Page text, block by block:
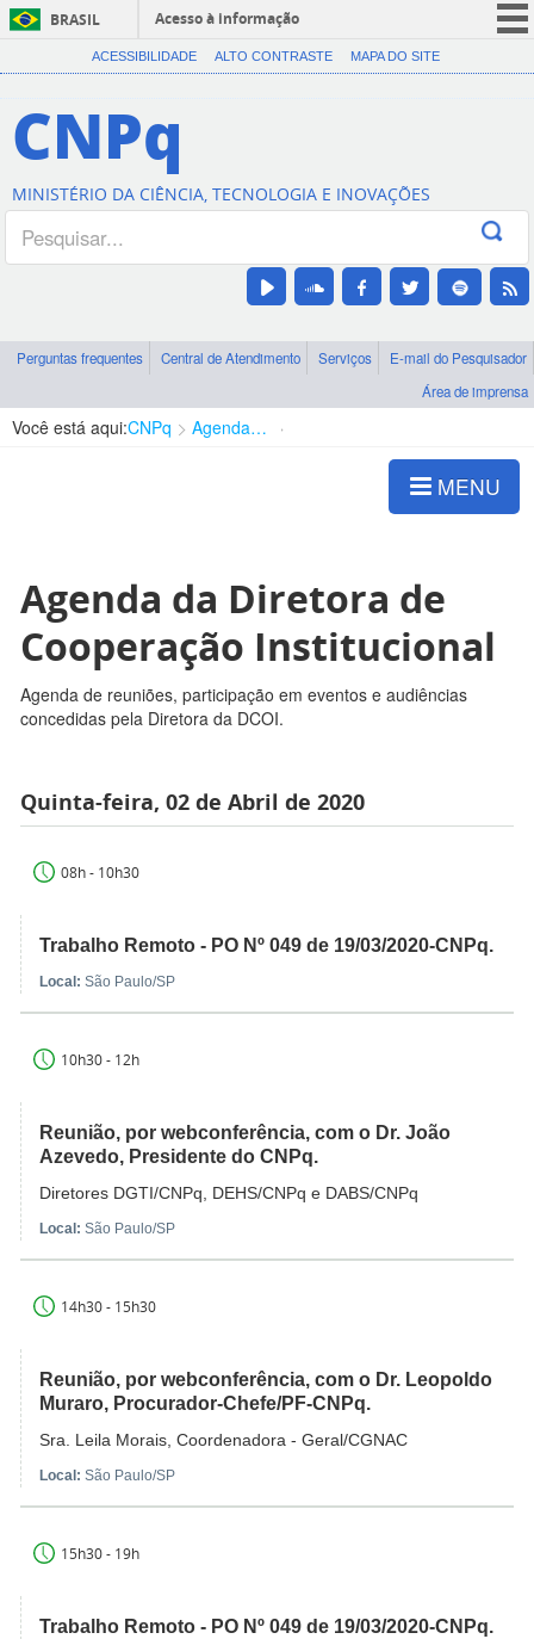
BRASIL
Acesso à informação
CORONAVÍRUS (COVID-19)
Canais
ACESSIBILIDADE ALTO CONTRASTE MAPA DO SITE
CNPq
MINISTÉRIO DA CIÊNCIA, TECNOLOGIA E INOVAÇÕES
Perguntas frequentes Central de Atendimento Serviços
E-mail do Pesquisador
Área de imprensa
Você está aqui:CNPq Agenda de autoridades
MENU
Agenda da Diretora de
Cooperação Institucional
Agenda de reuniões, participação em eventos e audiências
concedidas pela Diretora da DCOI.
Quinta-feira, 02 de Abril de 2020
08h - 10h30
Trabalho Remoto - PO Nº 049 de 19/03/2020-CNPq.
Local: São Paulo/SP
10h30 - 12h
Reunião, por webconferência, com o Dr. João
Azevedo, Presidente do CNPq.
Diretores DGTI/CNPq, DEHS/CNPq e DABS/CNPq
Local: São Paulo/SP
14h30 - 15h30
Reunião, por webconferência, com o Dr. Leopoldo
Muraro, Procurador-Chefe/PF-CNPq.
Sra. Leila Morais, Coordenadora - Geral/CGNAC
Local: São Paulo/SP
15h30 - 19h
Trabalho Remoto - PO Nº 049 de 19/03/2020-CNPq.